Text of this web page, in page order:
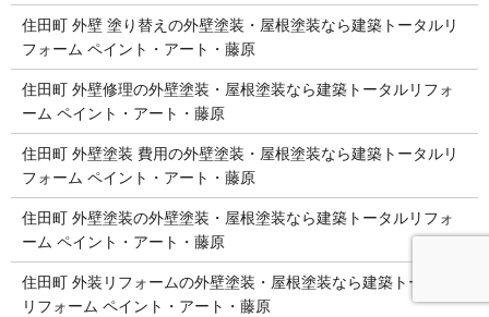
住田町 外壁 塗り替えの外壁塗装・屋根塗装なら建築トータルリ
フォーム ペイント・アート・藤原
住田町 外壁修理の外壁塗装・屋根塗装なら建築トータルリフォ
ーム ペイント・アート・藤原
住田町 外壁塗装 費用の外壁塗装・屋根塗装なら建築トータルリ
フォーム ペイント・アート・藤原
住田町 外壁塗装の外壁塗装・屋根塗装なら建築トータルリフォ
ーム ペイント・アート・藤原
住田町 外装リフォームの外壁塗装・屋根塗装なら建築トータル
リフォーム ペイント・アート・藤原